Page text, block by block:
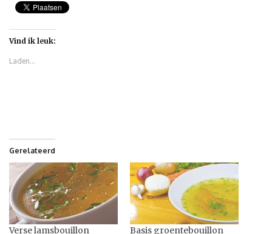
Vind ik leuk:
Laden...
Gerelateerd
Verse lamsbouillon Basis groentebouillon